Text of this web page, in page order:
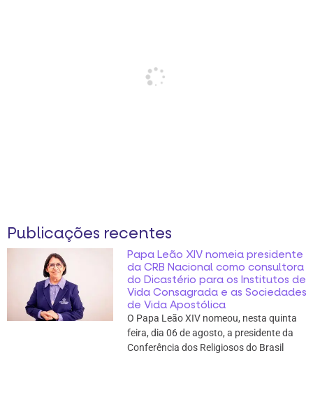
Publicações recentes
Papa Leão XIV nomeia presidente
da CRB Nacional como consultora
do Dicastério para os Institutos de
Vida Consagrada e as Sociedades
de Vida Apostólica
O Papa Leão XIV nomeou, nesta quinta
feira, dia 06 de agosto, a presidente da
Conferência dos Religiosos do Brasil